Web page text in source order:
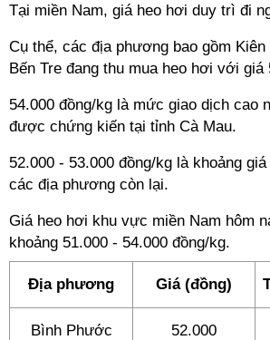
Tại miền Nam, giá heo hơi duy trì đi
Cụ thể, các địa phương bao gồm
Bến Tre đang thu mua heo hơi với giá
54.000 đồng/kg là mức giao dịch cao
được chứng kiến tại tỉnh Cà Mau.
52.000 - 53.000 đồng/kg là khoảng
các địa phương còn lại.
Giá heo hơi khu vực miền Nam hôm
khoảng 51.000 - 54.000 đồng/kg.
Địa phương Giá (đồng)
Bình Phước 52.000